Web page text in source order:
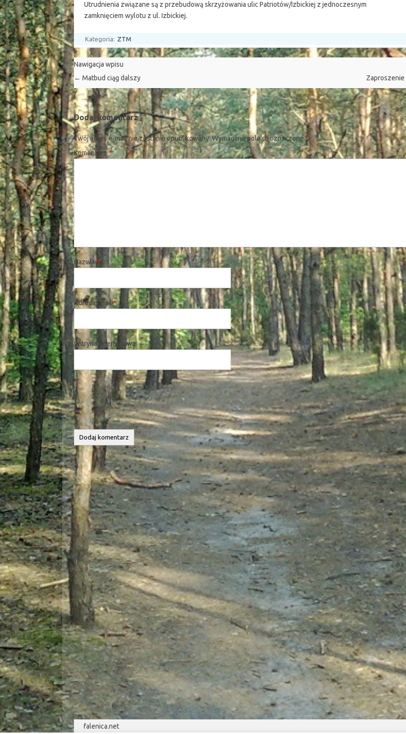
Utrudnienia związane są z przebudową skrzyżowania ulic Patriotów/Izbickiej z jednoczesnym
zamknięciem wylotu z ul. Izbickiej.
Kategoria: ZTM
Nawigacja wpisu
← Matbud ciąg dalszy Zaproszenie
Dodaj komentarz
Twój adres e-mail nie zostanie opublikowany.Wymagane pola są oznaczone*
Komentarz*
Nazwa*
Adres e-mail*
Witryna internetowa
falenica.net